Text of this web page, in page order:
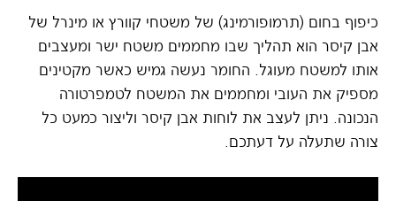
כיפוף בחום (תרמופורמינג) של משטחי קוורץ או מינרל של
אבן קיסר הוא תהליך שבו מחממים משטח ישר ומעצבים
אותו למשטח מעוגל. החומר נעשה גמיש כאשר מקטינים
מספיק את העובי ומחממים את המשטח לטמפרטורה
הנכונה. ניתן לעצב את לוחות אבן קיסר וליצור כמעט כל
צורה שתעלה על דעתכם.